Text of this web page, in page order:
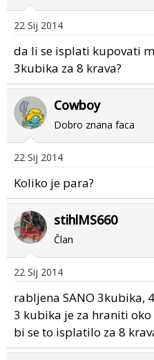
22 Sij 2014
da li se isplati kupovati
3kubika za 8 krava?
Cowboy
Dobro znana faca
22 Sij 2014
Koliko je para?
stihlMS660
Član
22 Sij 2014
rabljena SANO 3kubika,
3 kubika je za hraniti
bi se to isplatilo za 8